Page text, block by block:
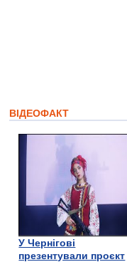
ВІДЕОФАКТ
У Чернігові
презентували проєкт